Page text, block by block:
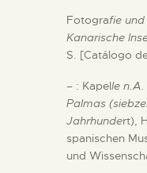
Fotografie
Kanarische
S. [Catálogo
– : Kapelle
Palmas
Jahrhundert),
spanischen
und